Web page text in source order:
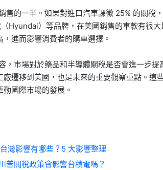
售的一半。如果對進口汽車課徵 25% 的關稅
Hyundai）等品牌，在美國銷售的車款有很
進而影響消費者的購車選擇。
，市場對於藥品和半導體關稅是否會進一步提
遷移到美國，也是未來的重要觀察重點。這
國際市場的發展。
灣影響有哪些？5 大影響整理
普關稅政策會影響台積電嗎？